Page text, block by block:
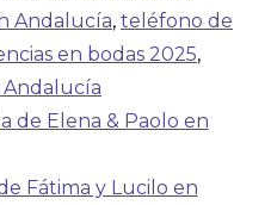
Andalucía, teléfono de
en bodas 2025,
Andalucía
de Elena & Paolo en
Fátima y Lucilo en